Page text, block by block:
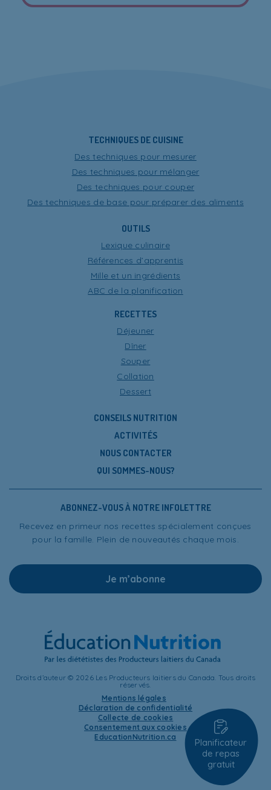
TECHNIQUES DE CUISINE
Des techniques pour mesurer
Des techniques pour mélanger
Des techniques pour couper
Des techniques de base pour préparer des aliments
OUTILS
Lexique culinaire
Références d’apprentis
Mille et un ingrédients
ABC de la planification
RECETTES
Déjeuner
Dîner
Souper
Collation
Dessert
CONSEILS NUTRITION
ACTIVITÉS
NOUS CONTACTER
QUI SOMMES-NOUS?
ABONNEZ-VOUS À NOTRE INFOLETTRE
Recevez en primeur nos recettes spécialement conçues
pour la famille. Plein de nouveautés chaque mois.
Je m’abonne
Droits d’auteur © 2026 Les Producteurs laitiers du Canada. Tous droits
réservés.
Mentions légales
Déclaration de confidentialité
Collecte de cookies
Consentement aux cookies
EducationNutrition.ca
Planificateur
de repas
gratuit